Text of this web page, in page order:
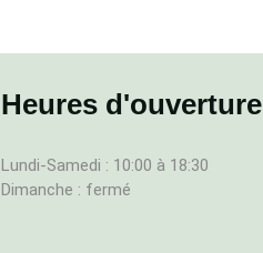
Heures d'ouverture
Lundi-Samedi : 10:00 à 18:30
Dimanche : fermé